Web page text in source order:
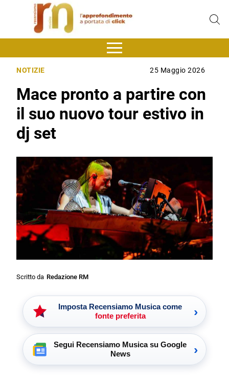
NOTIZIE 25 Maggio 2026
Mace pronto a partire con
il suo nuovo tour estivo in
dj set
Scritto da Redazione RM
Imposta Recensiamo Musica come
fonte preferita
›
Segui Recensiamo Musica su Google
News
›